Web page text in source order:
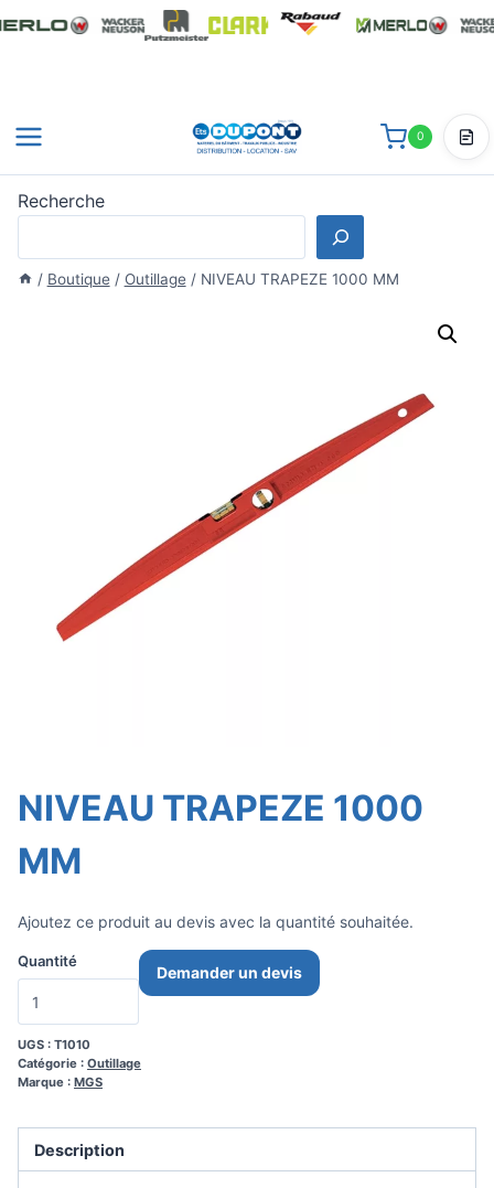
0
/ Boutique / Outillage / NIVEAU TRAPEZE 1000 MM
NIVEAU TRAPEZE 1000
MM
Ajoutez ce produit au devis avec la quantité souhaitée.
Quantité
Demander un devis
UGS : T1010
Catégorie : Outillage
Marque : MGS
Description
Recherche